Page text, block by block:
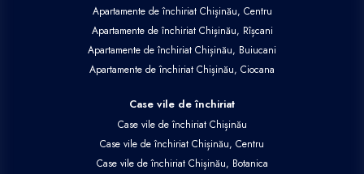
Apartamente de închiriat Chișinău, Centru
Apartamente de închiriat Chișinău, Rîșcani
Apartamente de închiriat Chișinău, Buiucani
Apartamente de închiriat Chișinău, Ciocana
Case vile de închiriat
Case vile de închiriat Chișinău
Case vile de închiriat Chișinău, Centru
Case vile de închiriat Chișinău, Botanica